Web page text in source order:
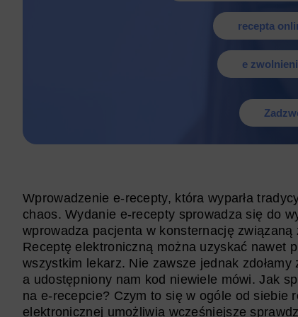
recepta
e
Wprowadzenie e-recepty, która wyparła
chaos. Wydanie e-recepty sprowadza się do
wprowadza pacjenta w konsternację
Receptę elektroniczną można uzyskać nawet
wszystkim lekarz. Nie zawsze jednak
a udostępniony nam kod niewiele mówi. Jak
na e-recepcie? Czym to się w ogóle od siebie
elektronicznej umożliwia wcześniejsze